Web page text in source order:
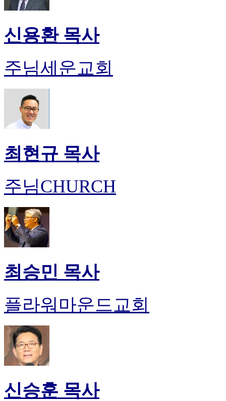
신용환 목사
주님세운교회
최현규 목사
주님CHURCH
최승민 목사
플라워마운드교회
신승훈 목사